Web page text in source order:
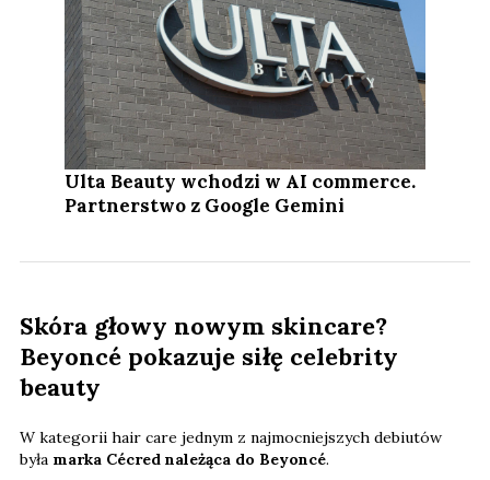
Ulta Beauty wchodzi w AI commerce.
Partnerstwo z Google Gemini
Skóra głowy nowym skincare?
Beyoncé pokazuje siłę celebrity
beauty
W kategorii hair care jednym z najmocniejszych debiutów
była marka Cécred należąca do Beyoncé.